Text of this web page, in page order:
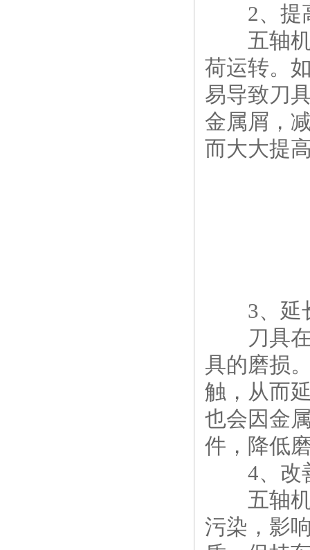
2、提
五轴机
荷运转。
易导致刀
金属屑，
而大大提
3、延长
刀具在
具的磨损
触，从而
也会因金
件，降低
4、改
五轴机
污染，影